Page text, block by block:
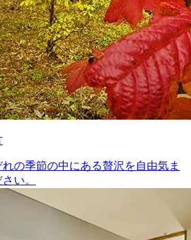
の季節の中にある贅沢を自由気ま
い。